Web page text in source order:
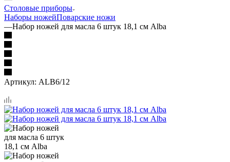
Столовые приборы
Наборы ножейПоварские ножи
—Набор ножей для масла 6 штук 18,1 см Alba
Артикул: ALB6/12